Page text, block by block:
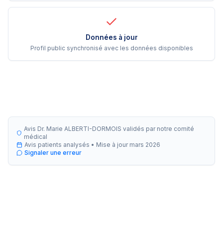
Données à jour
Profil public synchronisé avec les données disponibles
Avis Dr. Marie ALBERTI-DORMOIS validés par notre comité
médical
Avis patients analysés • Mise à jour mars 2026
Signaler une erreur